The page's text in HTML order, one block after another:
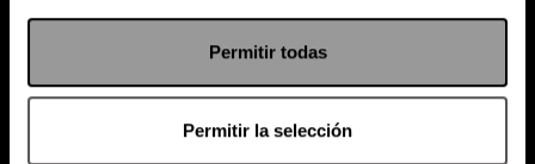
Permitir todas
Permitir la selección
RADIO MARTHA